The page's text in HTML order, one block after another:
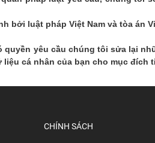
luật pháp Việt Nam và tòa án
yêu cầu chúng tôi sửa lại
cá nhân của bạn cho mục đích
CHÍNH SÁCH